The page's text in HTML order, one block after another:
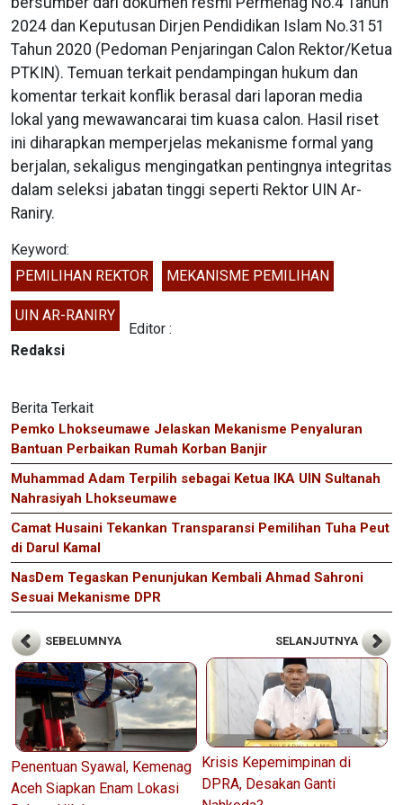
2024 dan Keputusan Dirjen Pendidikan Islam No.3151
Tahun 2020 (Pedoman Penjaringan Calon Rektor/Ketua
PTKIN). Temuan terkait pendampingan hukum dan
komentar terkait konflik berasal dari laporan media
lokal yang mewawancarai tim kuasa calon. Hasil riset
ini diharapkan memperjelas mekanisme formal yang
berjalan, sekaligus mengingatkan pentingnya integritas
dalam seleksi jabatan tinggi seperti Rektor UIN Ar-
Raniry.
Keyword:
PEMILIHAN REKTOR
MEKANISME PEMILIHAN
UIN AR-RANIRY
Editor :
Redaksi
Berita Terkait
Pemko Lhokseumawe Jelaskan Mekanisme Penyaluran
Bantuan Perbaikan Rumah Korban Banjir
Muhammad Adam Terpilih sebagai Ketua IKA UIN Sultanah
Nahrasiyah Lhokseumawe
Camat Husaini Tekankan Transparansi Pemilihan Tuha Peut
di Darul Kamal
NasDem Tegaskan Penunjukan Kembali Ahmad Sahroni
Sesuai Mekanisme DPR
SEBELUMNYA
Penentuan Syawal, Kemenag
Aceh Siapkan Enam Lokasi
SELANJUTNYA
Krisis Kepemimpinan di
DPRA, Desakan Ganti